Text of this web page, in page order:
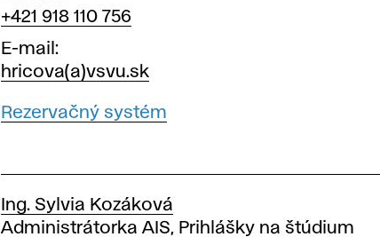
e
n
i
e
+421 918 110 756
E-mail
hricova(a)vsvu.sk
Rezervačný systém
Ing. Sylvia Kozáková
Pozícia
Administrátorka AIS, Prihlášky na štúdium